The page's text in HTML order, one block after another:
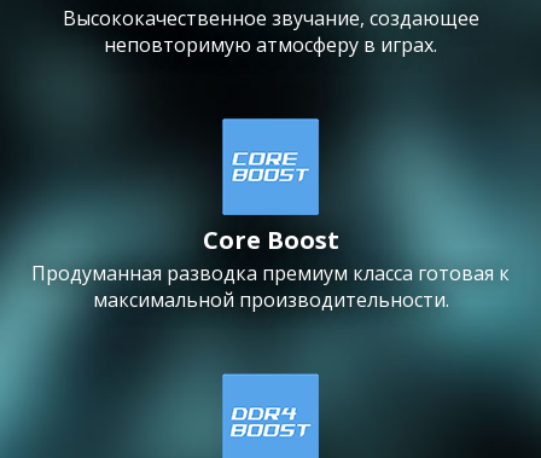
Высококачественное звучание, создающее
неповторимую атмосферу в играх.
Core Boost
Продуманная разводка премиум класса готовая к
максимальной производительности.